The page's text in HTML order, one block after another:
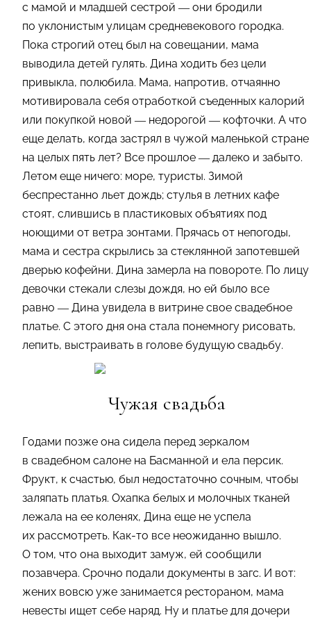
с мамой и младшей сестрой — они бродили
по уклонистым улицам средневекового городка.
Пока строгий отец был на совещании, мама
выводила детей гулять. Дина ходить без цели
привыкла, полюбила. Мама, напротив, отчаянно
мотивировала себя отработкой съеденных калорий
или покупкой новой — недорогой — кофточки. А что
еще делать, когда застрял в чужой маленькой стране
на целых пять лет? Все прошлое — далеко и забыто.
Летом еще ничего: море, туристы. Зимой
беспрестанно льет дождь; стулья в летних кафе
стоят, слившись в пластиковых объятиях под
ноющими от ветра зонтами. Прячась от непогоды,
мама и сестра скрылись за стеклянной запотевшей
дверью кофейни. Дина замерла на повороте. По лицу
девочки стекали слезы дождя, но ей было все
равно — Дина увидела в витрине свое свадебное
платье. С этого дня она стала понемногу рисовать,
лепить, выстраивать в голове будущую свадьбу.
Чужая свадьба
Годами позже она сидела перед зеркалом
в свадебном салоне на Басманной и ела персик.
Фрукт, к счастью, был недостаточно сочным, чтобы
заляпать платья. Охапка белых и молочных тканей
лежала на ее коленях, Дина еще не успела
их рассмотреть. Как-то все неожиданно вышло.
О том, что она выходит замуж, ей сообщили
позавчера. Срочно подали документы в загс. И вот:
жених вовсю уже занимается рестораном, мама
невесты ищет себе наряд. Ну и платье для дочери